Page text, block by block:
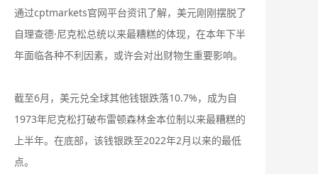
通过cptmarkets官网平台资讯了解，美元刚刚摆脱了
自理查德·尼克松总统以来最糟糕的体现，在本年下半
年面临各种不利因素，或许会对出财物生重要影响。
截至6月，美元兑全球其他钱银跌落10.7%，成为自
1973年尼克松打破布雷顿森林金本位制以来最糟糕的
上半年。在底部，该钱银跌至2022年2月以来的最低
点。